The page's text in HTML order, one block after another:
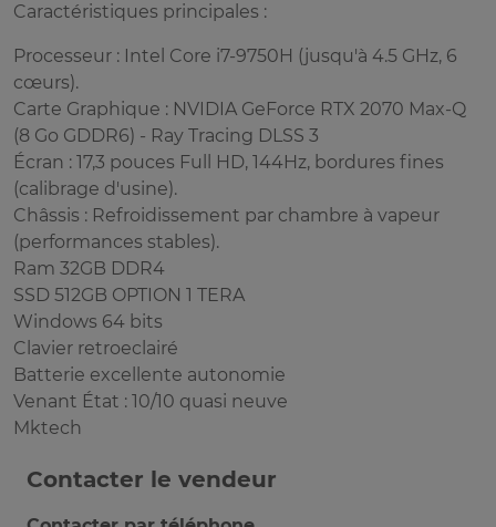
Caractéristiques principales :
Processeur : Intel Core i7-9750H (jusqu'à 4.5 GHz, 6
cœurs).
Carte Graphique : NVIDIA GeForce RTX 2070 Max-Q
(8 Go GDDR6) - Ray Tracing DLSS 3
Écran : 17,3 pouces Full HD, 144Hz, bordures fines
(calibrage d'usine).
Châssis : Refroidissement par chambre à vapeur
(performances stables).
Ram 32GB DDR4
SSD 512GB OPTION 1 TERA
Windows 64 bits
Clavier retroeclairé
Batterie excellente autonomie
Venant État : 10/10 quasi neuve
Mktech
Contacter le vendeur